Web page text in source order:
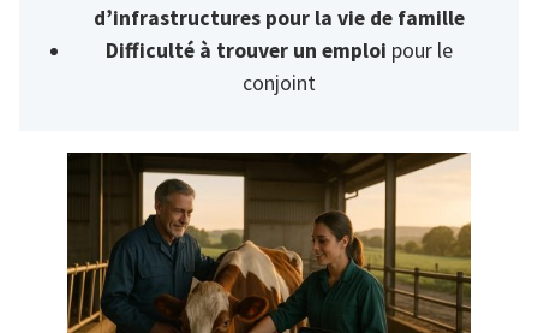
d’infrastructures pour la vie de famille
Difficulté à trouver un emploi pour le
conjoint